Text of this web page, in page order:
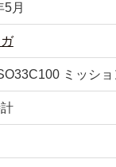
5月
ミッショ